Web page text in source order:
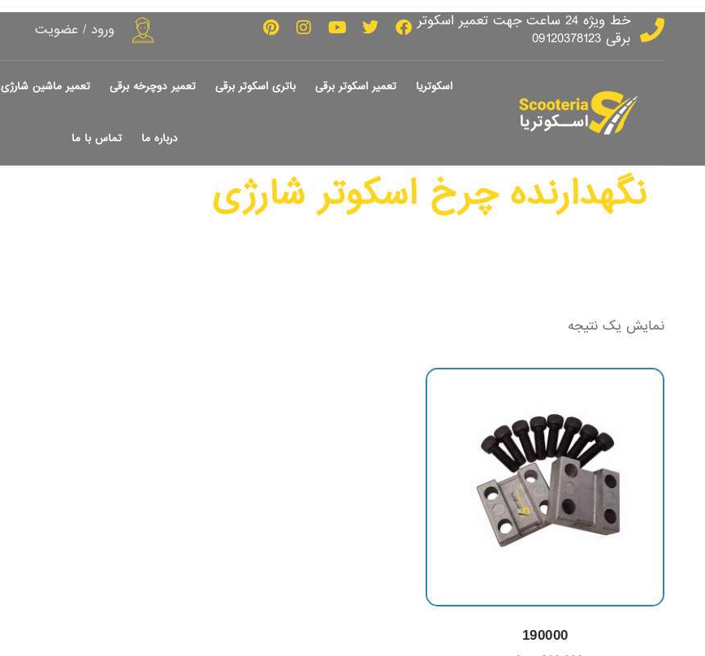
خط ویژه 24 ساعت جهت تعمیر اسکوتر
برقی 09120378123
ورود / عضویت
اسکوتریا تعمیر اسکوتر برقی باتری اسکوتر برقی تعمیر دوچرخه برقی تعمیر ماشین شارژی
درباره ما تماس با ما
نگهدارنده چرخ اسکوتر شارژی
نمایش یک نتیجه
190000